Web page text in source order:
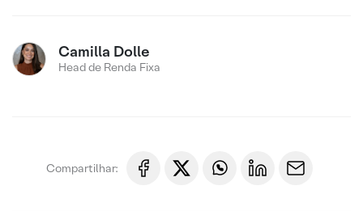
Camilla Dolle
Head de Renda Fixa
Compartilhar: